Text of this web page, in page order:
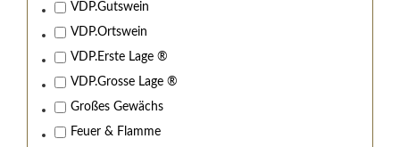
VDP.Gutswein
VDP.Ortswein
VDP.Erste Lage ®
VDP.Grosse Lage ®
Großes Gewächs
Feuer & Flamme